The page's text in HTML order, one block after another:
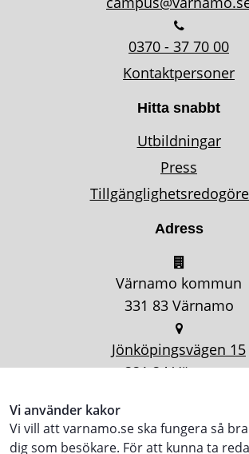
Vi använder kakor
Vi vill att varnamo.se ska fungera så
dig som besökare. För att kunna ta
0370 - 37 70 00
Kontaktpersoner
Hitta snabbt
Utbildningar
Press
Adress
Värnamo kommun
331 83 Värnamo
Jönköpingsvägen 15
331 34 Värnamo